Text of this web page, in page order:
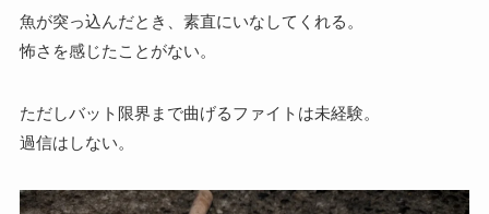
魚が突っ込んだとき、素直にいなしてくれる。
怖さを感じたことがない。
ただしバット限界まで曲げるファイトは未経験。
過信はしない。